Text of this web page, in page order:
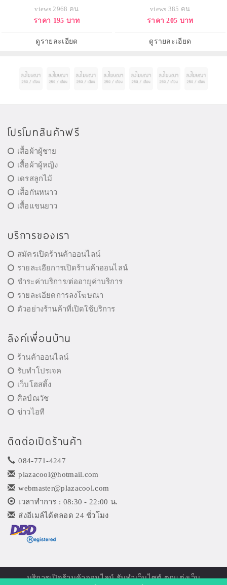
views 2968 คน
ราคา 195 บาท
ดูรายละเอียด
views 385 คน
ราคา 205 บาท
ดูรายละเอียด
โปรโมทสินค้าฟรี
เสื้อผ้าผู้ชาย
เสื้อผ้าผู้หญิง
เดรสลูกไม้
เสื้อกันหนาว
เสื้อแขนยาว
บริการของเรา
สมัครเปิดร้านค้าออนไลน์
รายละเอียการเปิดร้านค้าออนไลน์
ชำระค่าบริการ/ต่ออายุค่าบริการ
รายละเอียดการลงโฆษณา
ตัวอย่างร้านค้าที่เปิดใช้บริการ
ลิงค์เพื่อนบ้าน
ร้านค้าออนไลน์
รับทำโปรเจค
เว็บโฮสติ้ง
ศิลป์ณวัช
ข่าวไอที
ติดต่อเปิดร้านค้า
084-771-4247
plazacool@hotmail.com
webmaster@plazacool.com
เวลาทำการ : 08:30 - 22:00 น.
ส่งอีเมล์ได้ตลอด 24 ชั่วโมง
บริการเปิดร้านค้าออนไลน์รับทำเว็บไซต์ ตกแต่งเว็บ